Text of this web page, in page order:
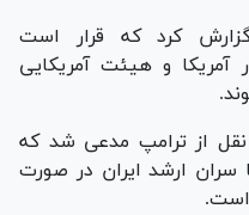
کرد که قرار است
و هیئت آمریکایی
از ترامپ مدعی شد که
سران ارشد ایران در صورت
است.